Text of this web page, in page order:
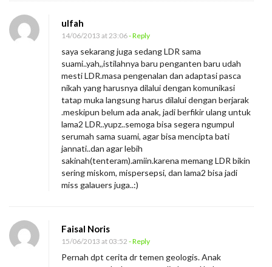
ulfah
14/06/2013 at 23:06- Reply
saya sekarang juga sedang LDR sama
suami..yah,,istilahnya baru penganten baru udah
mesti LDR.masa pengenalan dan adaptasi pasca
nikah yang harusnya dilalui dengan komunikasi
tatap muka langsung harus dilalui dengan berjarak
.meskipun belum ada anak, jadi berfikir ulang untuk
lama2 LDR..yupz..semoga bisa segera ngumpul
serumah sama suami, agar bisa mencipta bati
jannati..dan agar lebih
sakinah(tenteram).amiin.karena memang LDR bikin
sering miskom, mispersepsi, dan lama2 bisa jadi
miss galauers juga..:)
Faisal Noris
15/06/2013 at 03:52 - Reply
Pernah dpt cerita dr temen geologis. Anak